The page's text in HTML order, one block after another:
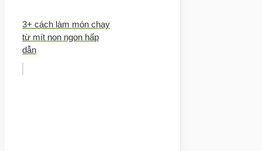
3+ cách làm món chay
từ mít non ngon hấp
dẫn